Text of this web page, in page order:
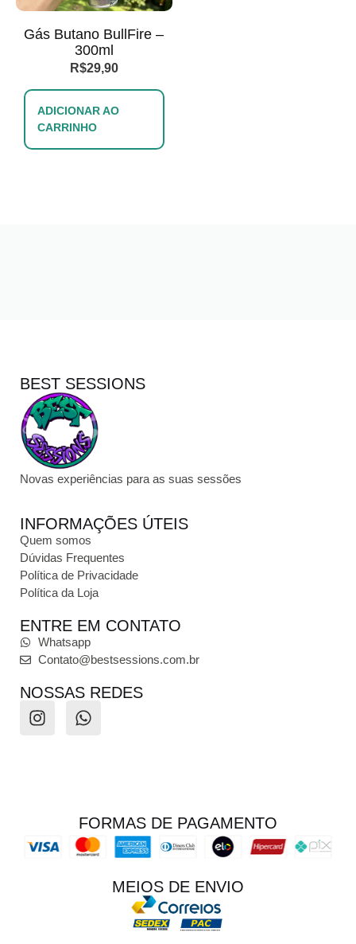
Gás Butano BullFire –
300ml
R$29,90
ADICIONAR AO
CARRINHO
BEST SESSIONS
Novas experiências para as suas sessões
INFORMAÇÕES ÚTEIS
Quem somos
Dúvidas Frequentes
Política de Privacidade
Política da Loja
ENTRE EM CONTATO
Whatsapp
Contato@bestsessions.com.br
NOSSAS REDES
FORMAS DE PAGAMENTO
MEIOS DE ENVIO